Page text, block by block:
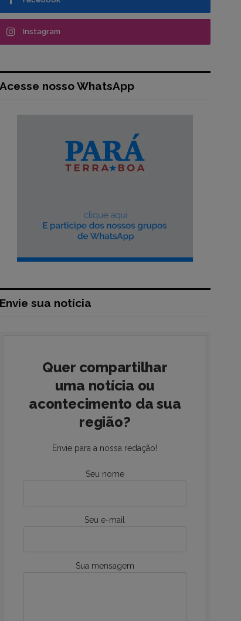
Instagram
Acesse nosso WhatsApp
Envie sua notícia
Quer compartilhar
uma notícia ou
acontecimento da sua
região?
Envie para a nossa redação!
Seu nome
Seu e-mail
Sua mensagem